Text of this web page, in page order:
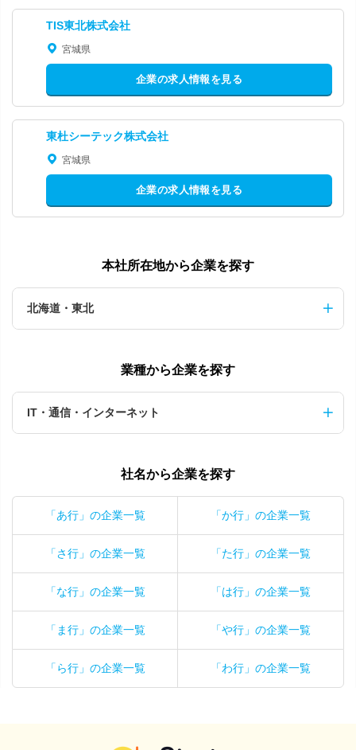
TIS東北株式会社
宮城県
企業の求人情報を見る
東杜シーテック株式会社
宮城県
企業の求人情報を見る
本社所在地から企業を探す
北海道・東北
業種から企業を探す
IT・通信・インターネット
社名から企業を探す
「あ行」の企業一覧 「か行」の企業一覧
「さ行」の企業一覧 「た行」の企業一覧
「な行」の企業一覧 「は行」の企業一覧
「ま行」の企業一覧 「や行」の企業一覧
「ら行」の企業一覧 「わ行」の企業一覧